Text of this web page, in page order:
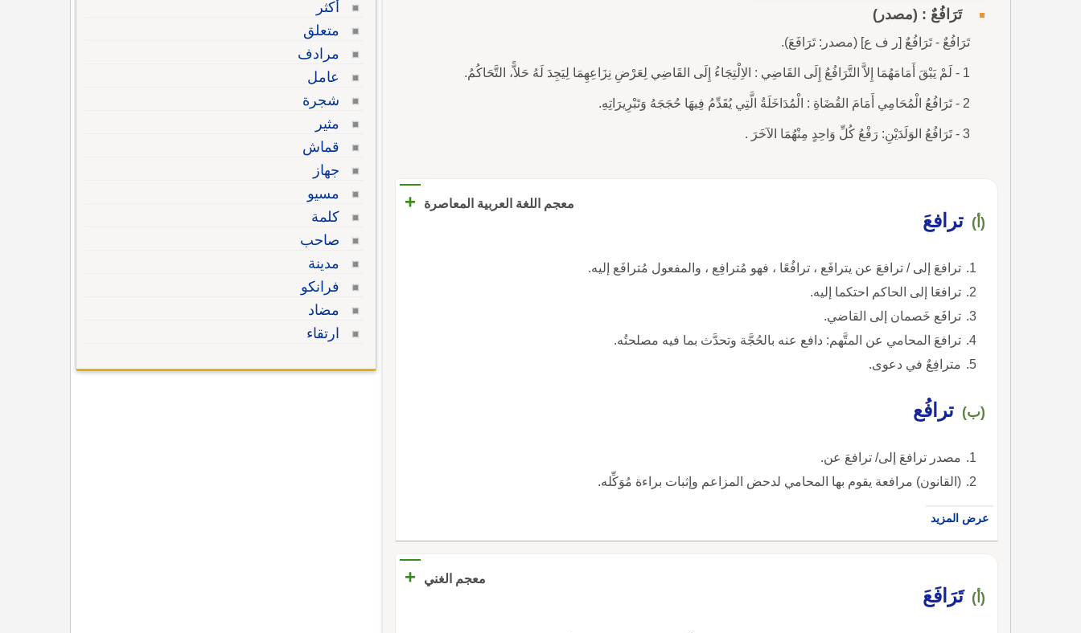
تَرَافُعٌ : (مصدر)
تَرَافُعٌ - تَرَافُعٌ [ر ف ع] (مصدر: تَرَافَعَ).
1 - لَمْ يَبْقَ أَمَامَهُمَا إِلاَّ التَّرَافُعُ إِلَى القَاضِي : الاِلْتِجَاءُ إِلَى القَاضِي لِعَرْضِ نِزَاعِهِمَا لِيَجِدَ لَهُ حَلاًّ، التَّحَاكُمُ.
2 - تَرَافُعُ الْمُحَامِي أَمَامَ القُضَاةِ : الْمُدَاخَلَةُ الَّتِي يُقَدِّمُ فِيهَا حُجَجَهُ وَتَبْرِيرَاتِهِ.
3 - تَرَافُعُ الوَلَدَيْنِ: رَفْعُ كُلِّ وَاحِدٍ مِنْهُمَا الآخَرَ .
معجم اللغة العربية المعاصرة +
(أ) ترافعَ
ترافعَ إلى / ترافعَ عن يترافَع ، ترافُعًا ، فهو مُترافِع ، والمفعول مُترافَع إليه.
ترافعَا إلى الحاكم احتكما إليه.
ترافَع خَصمان إلى القاضي.
ترافعَ المحامي عن المتَّهم: دافع عنه بالحُجَّة وتحدَّث بما فيه مصلحتُه.
مترافِعٌ في دعوى.
(ب) ترافُع
مصدر ترافعَ إلى/ ترافعَ عن.
(القانون) مرافعة يقوم بها المحامي لدحض المزاعم وإثبات براءة مُوَكِّله.
عرض المزيد
معجم الغني +
(أ) تَرَافَعَ
أكثر
متعلق
مرادف
عامل
شجرة
مثير
قماش
جهاز
مسيو
كلمة
صاحب
مدينة
فرانكو
مضاد
ارتقاء